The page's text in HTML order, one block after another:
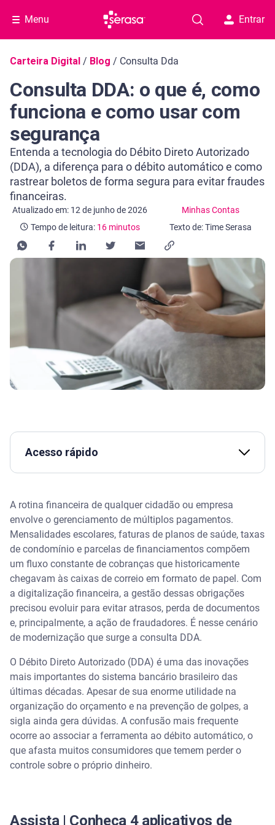
Menu Entrar
Navegação do blog
Carteira Digital / Blog / Consulta Dda
Consulta DDA: o que é, como
funciona e como usar com
segurança
Entenda a tecnologia do Débito Direto Autorizado
(DDA), a diferença para o débito automático e como
rastrear boletos de forma segura para evitar fraudes
financeiras.
Atualizado em: 12 de junho de 2026 Minhas Contas
Categoria Minhas Contas
Tempo de leitura: 16 minutos
Tempo de leitura: 16 minutos
Texto de: Time Serasa
Acesso rápido
O que é o sistema DDA (Débito Direto Autorizado)?
Diferença entre DDA e débito automático
Débito automático
Consulta DDA (Débito Direto Autorizado)
As vantagens inquestionáveis de utilizar o DDA
O DDA como escudo contra fraudes e golpes
O que não aparece no sistema DDA?
A evolução da gestão: centralização e flexibilidade
A rotina financeira de qualquer cidadão ou empresa
envolve o gerenciamento de múltiplos pagamentos.
Mensalidades escolares, faturas de planos de saúde, taxas
de condomínio e parcelas de financiamentos compõem
um fluxo constante de cobranças que historicamente
chegavam às caixas de correio em formato de papel. Com
a digitalização financeira, a gestão dessas obrigações
precisou evoluir para evitar atrasos, perda de documentos
e, principalmente, a ação de fraudadores. É nesse cenário
de modernização que surge a consulta DDA.
O Débito Direto Autorizado (DDA) é uma das inovações
mais importantes do sistema bancário brasileiro das
últimas décadas. Apesar de sua enorme utilidade na
organização do orçamento e na prevenção de golpes, a
sigla ainda gera dúvidas. A confusão mais frequente
ocorre ao associar a ferramenta ao débito automático, o
que afasta muitos consumidores que temem perder o
controle sobre o próprio dinheiro.
Assista | Conheça 4 aplicativos de